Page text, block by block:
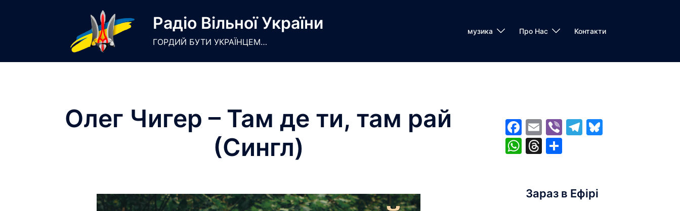
Радіо Вільної України
ГОРДИЙ БУТИ УКРАЇНЦЕМ…
музика Про Нас Контакти
Олег Чигер – Там де ти, там рай
(Сингл)
Facebook
EmailViberTelegram
Bluesky
WhatsApp
Threads
Share
Зараз в Ефірі